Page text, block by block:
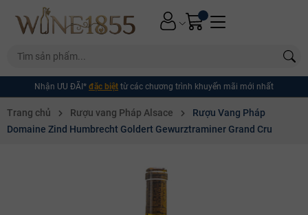
Nhận ƯU ĐÃI* đặc biệt từ các chương trình khuyến mãi mới nhất
Trang chủ Rượu vang Pháp Alsace
Rượu Vang Pháp
Domaine Zind Humbrecht Goldert Gewurztraminer Grand Cru